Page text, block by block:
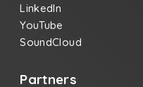
LinkedIn
YouTube
SoundCloud
Partners